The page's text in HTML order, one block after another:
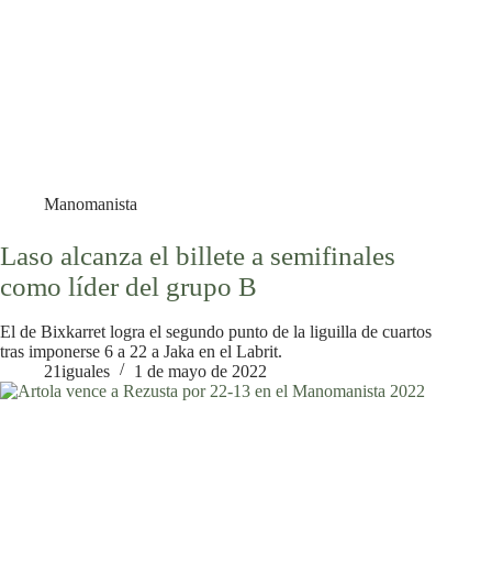
Manomanista
Laso alcanza el billete a semifinales
como líder del grupo B
El de Bixkarret logra el segundo punto de la liguilla de cuartos
tras imponerse 6 a 22 a Jaka en el Labrit.
21iguales
1 de mayo de 2022